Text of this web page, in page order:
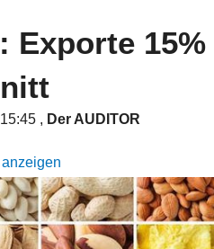
Exporte
, Der AUDITOR